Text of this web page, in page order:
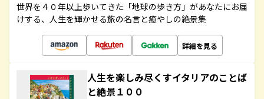
世界を４０年以上歩いてきた「地球の歩き方」があなたにお届
けする、人生を輝かせる旅の名言と癒やしの絶景集
詳細を見る
人生を楽しみ尽くすイタリアのことば
と絶景１００